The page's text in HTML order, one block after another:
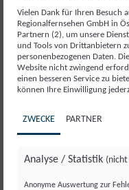
RED BULL
Vielen Dank für Ihren Besuch
Regionalfernsehen GmbH in
Partnern (2), um unsere
und Tools von Drittanbietern
personenbezogenen Daten.
Website nicht zwingend
einen besseren Service zu
können Ihre Einwilligung
ZWECKE PARTNER
Analyse / Statistik
Anonyme Auswertung zur